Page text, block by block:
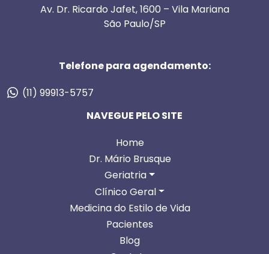
Av. Dr. Ricardo Jafet, 1600 – Vila Mariana
São Paulo/SP
Telefone para agendamento:
(11) 99913-5757
NAVEGUE PELO SITE
Home
Dr. Mário Brusque
Geriatria
Clínico Geral
Medicina do Estilo de Vida
Pacientes
Blog